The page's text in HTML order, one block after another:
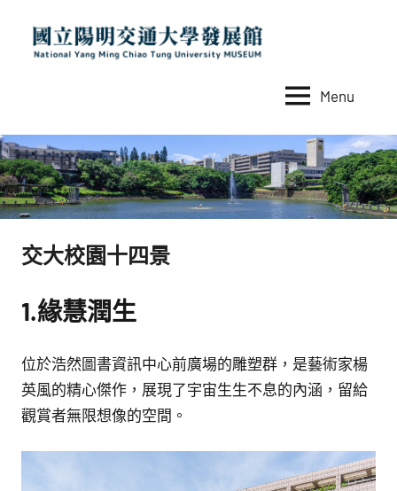
content
立
陽
明
交
通
學
展
館
Ming
Chiao
Tung
University
Menu
交大校園十四景
1.緣慧潤生
位於浩然圖書資訊中心前廣場的雕塑群，是藝術家楊
英風的精心傑作，展現了宇宙生生不息的內涵，留給
觀賞者無限想像的空間。